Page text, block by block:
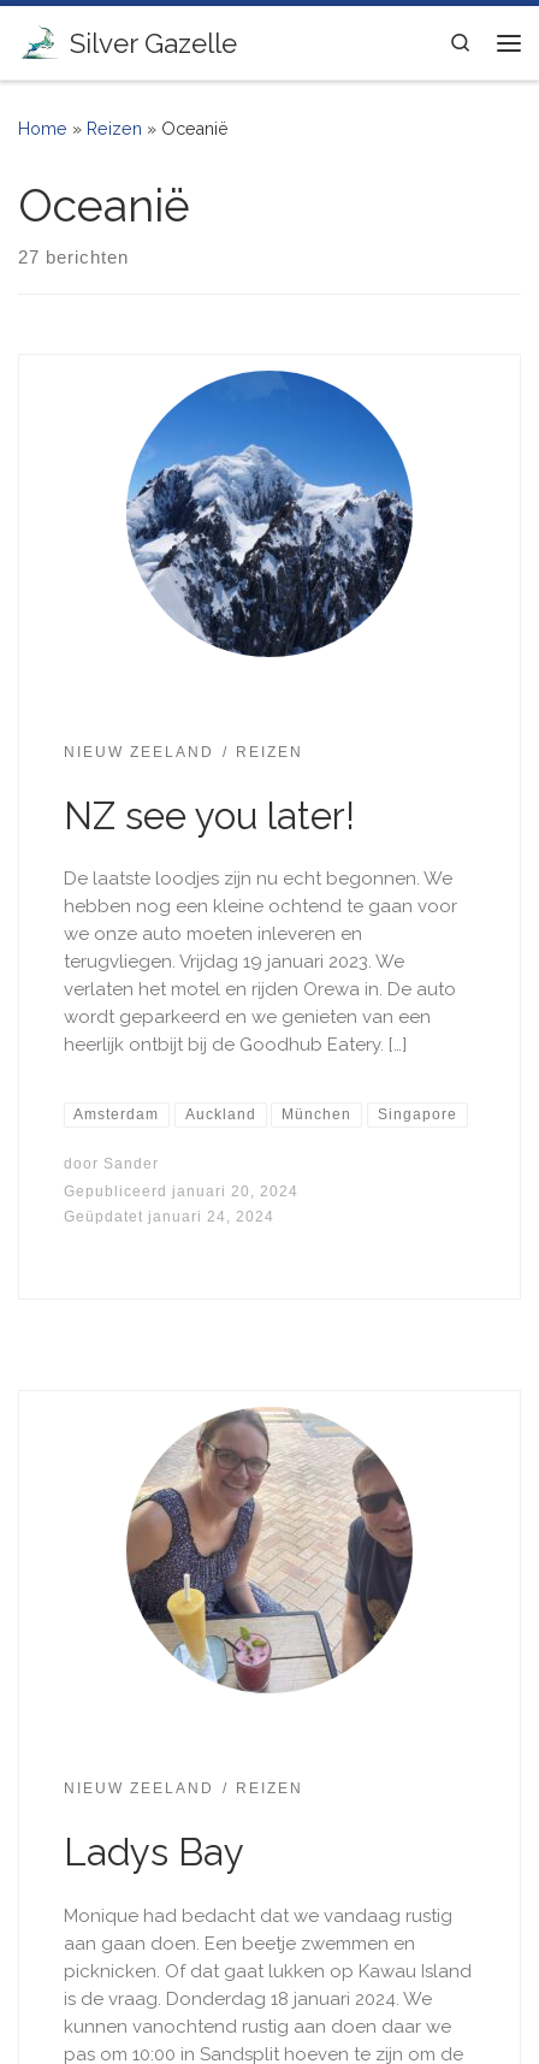
Ga naar inhoud
Silver Gazelle
Search
Home » Reizen » Oceanië
Oceanië
27 berichten
NIEUW ZEELAND REIZEN
NZ see you later!
De laatste loodjes zijn nu echt begonnen. We
hebben nog een kleine ochtend te gaan voor
we onze auto moeten inleveren en
terugvliegen. Vrijdag 19 januari 2023. We
verlaten het motel en rijden Orewa in. De auto
wordt geparkeerd en we genieten van een
heerlijk ontbijt bij de Goodhub Eatery. […]
Amsterdam Auckland München Singapore
door Sander
Gepubliceerd januari 20, 2024
Geüpdatet januari 24, 2024
NIEUW ZEELAND REIZEN
Ladys Bay
Monique had bedacht dat we vandaag rustig
aan gaan doen. Een beetje zwemmen en
picknicken. Of dat gaat lukken op Kawau Island
is de vraag. Donderdag 18 januari 2024. We
kunnen vanochtend rustig aan doen daar we
pas om 10:00 in Sandsplit hoeven te zijn om de